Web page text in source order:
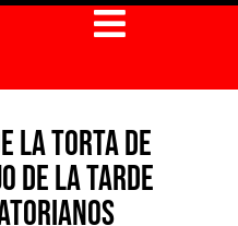
la Torta de
de la tarde